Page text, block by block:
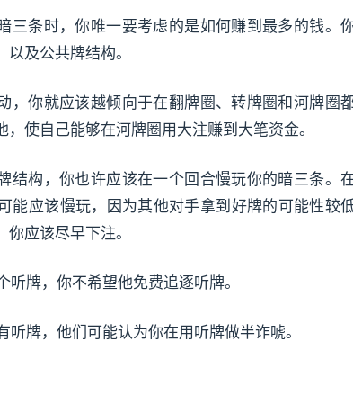
三条时，你唯一要考虑的是如何赚到最多的钱。
及公共牌结构。
，你就应该越倾向于在翻牌圈、转牌圈和河牌圈
使自己能够在河牌圈用大注赚到大笔资金。
结构，你也许应该在一个回合慢玩你的暗三条。
能应该慢玩，因为其他对手拿到好牌的可能性较
应该尽早下注。
牌，你不希望他免费追逐听牌。
牌，他们可能认为你在用听牌做半诈唬。